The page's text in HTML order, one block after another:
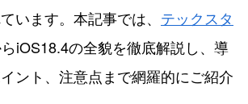
います。本記事では、 テックスタ
iOS18.4の全貌を徹底解説し、導
ント、注意点まで網羅的にご紹介